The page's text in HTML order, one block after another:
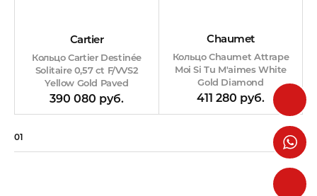
Cartier
Кольцо Cartier Destinée
Solitaire 0,57 ct F/VVS2
Yellow Gold Paved
390 080 руб.
Chaumet
Кольцо Chaumet Attrape
Moi Si Tu M'aimes White
Gold Diamond
411 280 руб.
01 07